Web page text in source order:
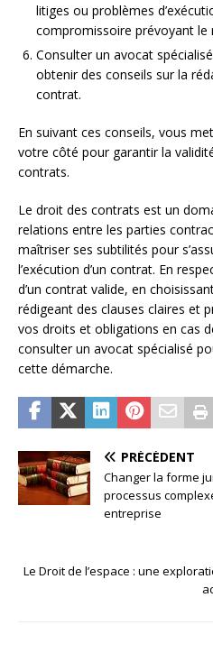
litiges ou problèmes
compromissoire prévoyant le
Consulter un avocat
obtenir des conseils sur la
contrat.
En suivant ces conseils, vous
votre côté pour garantir la
contrats.
Le droit des contrats est un
relations entre les parties
maîtriser ses subtilités pour
l’exécution d’un contrat. En
d’un contrat valide, en
rédigeant des clauses claires et
vos droits et obligations en cas
consulter un avocat spécialisé
cette démarche.
PRÉCÉDENT
Changer la forme
processus
entreprise
Le Droit de l’espace : une